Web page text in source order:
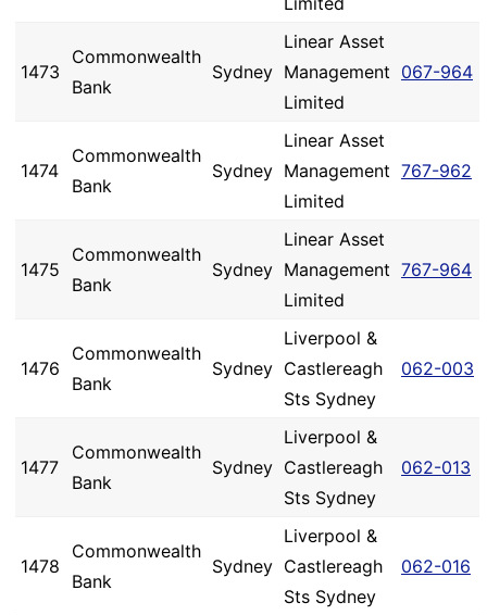
1473
Commonwealth
Bank
Sydney
Linear Asset
Management
Limited
067-964
1474
Commonwealth
Bank
Sydney
Linear Asset
Management
Limited
767-962
1475
Commonwealth
Bank
Sydney
Linear Asset
Management
Limited
767-964
1476
Commonwealth
Bank
Sydney
Liverpool &
Castlereagh
Sts Sydney
062-003
1477
Commonwealth
Bank
Sydney
Liverpool &
Castlereagh
Sts Sydney
062-013
1478
Commonwealth
Bank
Sydney
Liverpool &
Castlereagh
Sts Sydney
062-016